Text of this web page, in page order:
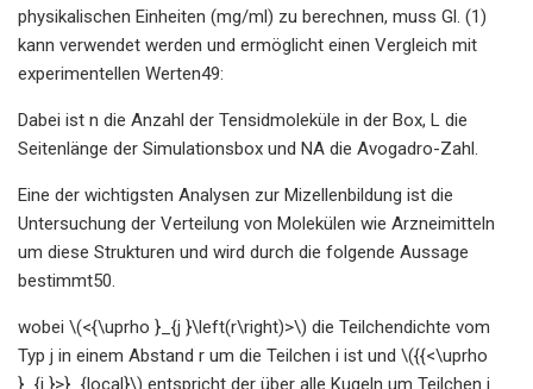
physikalischen Einheiten (mg/ml) zu berechnen, muss Gl. (1)
kann verwendet werden und ermöglicht einen Vergleich mit
experimentellen Werten49:
Dabei ist n die Anzahl der Tensidmoleküle in der Box, L die
Seitenlänge der Simulationsbox und NA die Avogadro-Zahl.
Eine der wichtigsten Analysen zur Mizellenbildung ist die
Untersuchung der Verteilung von Molekülen wie Arzneimitteln
um diese Strukturen und wird durch die folgende Aussage
bestimmt50.
wobei \(<{\uprho }_{j }\left(r\right)>\) die Teilchendichte vom
Typ j in einem Abstand r um die Teilchen i ist und \({{<\uprho
}_{j }>}_{local}\) entspricht der über alle Kugeln um Teilchen i